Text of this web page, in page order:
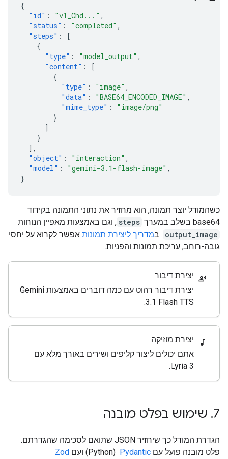
{
"id" : "v1_Chd..." ,
"status" : "completed" ,
"steps" :
[
{
"type" : "model_output" ,
"content" :
[
{
"type" : "image" ,
"data" : "BASE64_ENCODED_IMAGE" ,
"mime_type" :
"image/png"
}
]
}
],
"object" : "interaction" ,
"model" : "gemini-3.1-flash-image" ,
}
כשהמודל יוצר תמונה, הוא מחזיר את נתוני התמונה בקידוד
base64 בשלב במערך
steps , וגם באמצעות מאפיין הנוחות
output_image . במדריך ליצירת תמונות אפשר לקרוא על יחסי
גובה-רוחב, עריכת תמונות והפניות.
record_voice_over יצירת דיבור
יצירת דיבור רהוט עם כמה דוברים באמצעות Gemini
3.1 Flash TTS.
music_note
יצירת מוזיקה
אתם יכולים ליצור קליפים ושירים באורך מלא עם
Lyria 3.
7
. שימוש בפלט מובנה
הגדרת המודל כך שיחזיר JSON שתואם לסכימה שהגדרתם.
פלט מובנה פועל עם Pydantic ‏ (Python) ועם Zod